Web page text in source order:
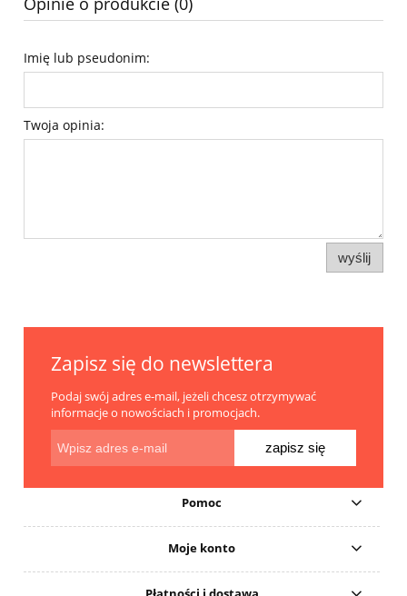
Imię lub pseudonim:
Twoja opinia:
wyślij
Zapisz się do newslettera
Podaj swój adres e-mail, jeżeli chcesz otrzymywać
informacje o nowościach i promocjach.
zapisz się
Pomoc
Moje konto